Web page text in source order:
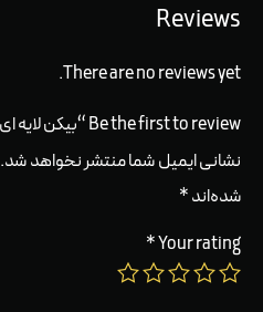
Reviews
There are no reviews yet.
Be the first to review “بیکن لایه ای گوشت و مرغ”
نشانی ایمیل شما منتشر نخواهد شد.
شده‌اند*
Your rating
*